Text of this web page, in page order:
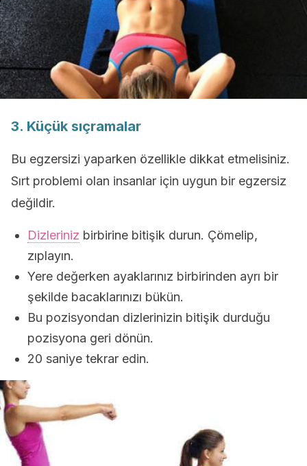
3. Küçük sıçramalar
Bu egzersizi yaparken özellikle dikkat etmelisiniz.
Sırt problemi olan insanlar için uygun bir egzersiz
değildir.
Dizleriniz birbirine bitişik durun. Çömelip,
zıplayın.
Yere değerken ayaklarınız birbirinden ayrı bir
şekilde bacaklarınızı bükün.
Bu pozisyondan dizlerinizin bitişik durduğu
pozisyona geri dönün.
20 saniye tekrar edin.